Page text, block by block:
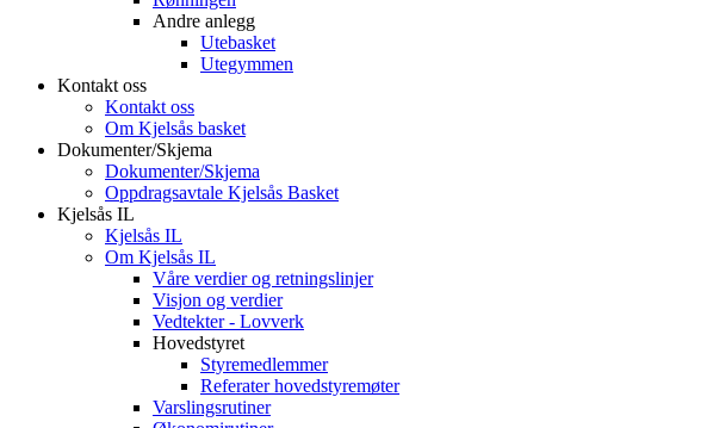
Andre anlegg
Utebasket
Utegymmen
Kontakt oss
Kontakt oss
Om Kjelsås basket
Dokumenter/Skjema
Dokumenter/Skjema
Oppdragsavtale Kjelsås Basket
Kjelsås IL
Kjelsås IL
Om Kjelsås IL
Våre verdier og retningslinjer
Visjon og verdier
Vedtekter - Lovverk
Hovedstyret
Styremedlemmer
Referater hovedstyremøter
Varslingsrutiner